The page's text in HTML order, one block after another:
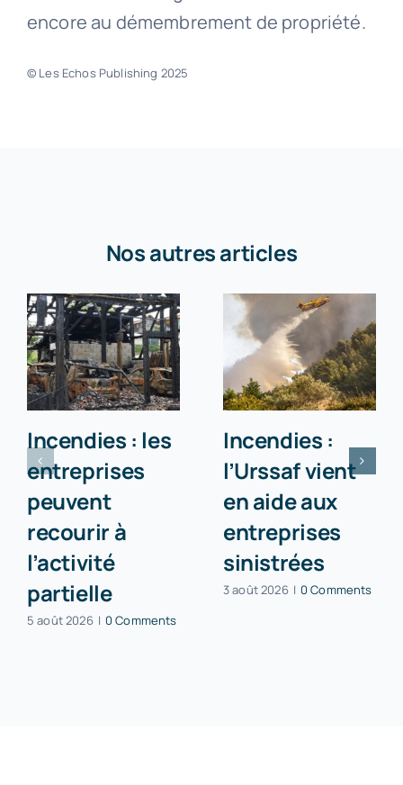
encore au démembrement de propriété.
© Les Echos Publishing 2025
Nos autres articles
Incendies : les
entreprises
peuvent
recourir à
l’activité
partielle
5 août 2026 | 0 Comments
Incendies :
l’Urssaf vient
en aide aux
entreprises
sinistrées
3 août 2026 | 0 Comments